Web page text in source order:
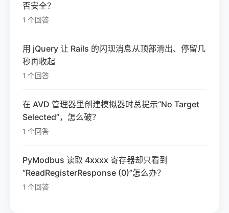
否安全？
1 个回答
用 jQuery 让 Rails 的闪现消息从顶部滑出、停留几
秒再收起
1 个回答
在 AVD 管理器里创建模拟器时总提示“No Target
Selected”，怎么破？
1 个回答
PyModbus 读取 4xxxx 寄存器却只看到
“ReadRegisterResponse (0)”怎么办？
1 个回答